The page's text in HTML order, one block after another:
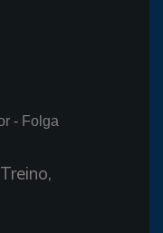
- Folga